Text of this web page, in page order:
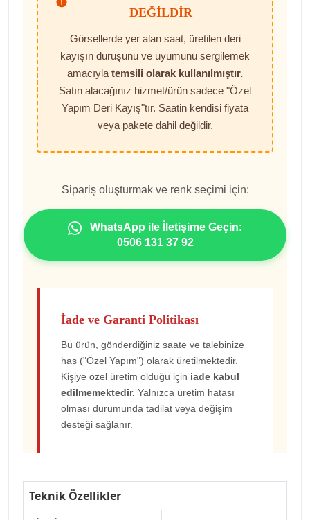
DEĞILDIR
Görsellerde yer alan saat, üretilen deri
kayışın duruşunu ve uyumunu sergilemek
amacıyla temsili olarak kullanılmıştır.
Satın alacağınız hizmet/ürün sadece "Özel
Yapım Deri Kayış"tır. Saatin kendisi fiyata
veya pakete dahil değildir.
Sipariş oluşturmak ve renk seçimi için:
WhatsApp ile İletişime Geçin:
0506 131 37 92
İade ve Garanti Politikası
Bu ürün, gönderdiğiniz saate ve talebinize
has ("Özel Yapım") olarak üretilmektedir.
Kişiye özel üretim olduğu için iade kabul
edilmemektedir. Yalnızca üretim hatası
olması durumunda tadilat veya değişim
desteği sağlanır.
Teknik Özellikler